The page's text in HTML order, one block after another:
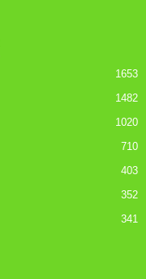
1653
1482
1020
710
403
352
341